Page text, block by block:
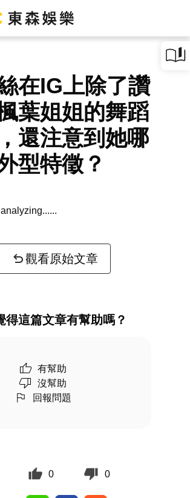
在IG上除了讚
葉姐姐的舞蹈
還注意到她哪
型特徵？
觀看原始文章
得這篇文章有幫助嗎？
有幫助
沒幫助
回報問題
0 0